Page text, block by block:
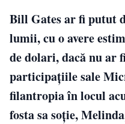
Bill Gates ar fi putut
lumii, cu o avere
de dolari, dacă nu ar
participațiile sale
filantropia în locul
fosta sa soție,